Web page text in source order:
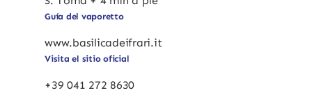
Guía del vaporetto
www.basilicadeifrari.it
Visita el sitio oficial
+39 041 272 8630